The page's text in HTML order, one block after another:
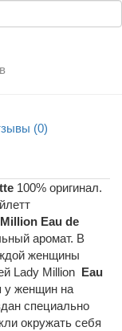
(0)
100% оригинал.
Eau de
аромат. В
женщины
Lady Million Eau
у женщин на
специально
окружать себя